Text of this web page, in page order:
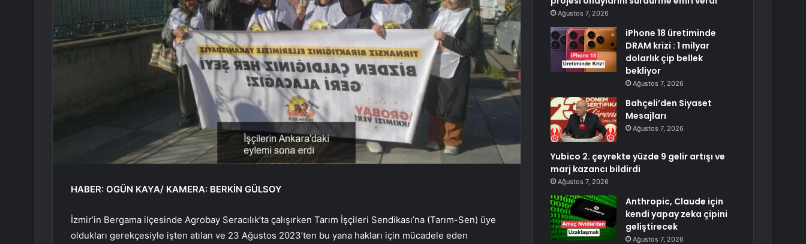
HABER: OGÜN KAYA/ KAMERA: BERKİN GÜLSOY
İzmir’in Bergama ilçesinde Agrobay Seracılık’ta çalışırken Tarım İşçileri Sendikası’na (Tarım-Sen) üye
oldukları gerekçesiyle işten atılan ve 23 Ağustos 2023’ten bu yana hakları için mücadele eden
Ağustos 7, 2026
iPhone 18 üretiminde
DRAM krizi : 1 milyar
dolarlık çip bellek
bekliyor
Ağustos 7, 2026
Bahçeli’den Siyaset
Mesajları
Ağustos 7, 2026
Yubico 2. çeyrekte yüzde 9 gelir artışı ve
marj kazancı bildirdi
Ağustos 7, 2026
Anthropic, Claude için
kendi yapay zeka çipini
geliştirecek
Ağustos 7, 2026